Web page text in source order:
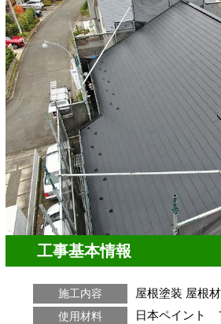
工事基本情報
施工内容 屋根塗装 屋根材
使用材料
日本ペイント